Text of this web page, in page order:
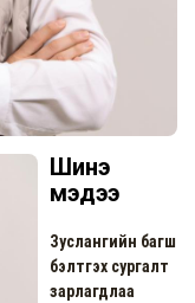
Шинэ
мэдээ
Зуслангийн багш
бэлтгэх сургалт
зарлагдлаа